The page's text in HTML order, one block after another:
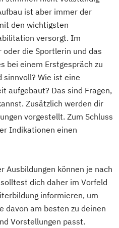
ist aber immer der
den wichtigsten
versorgt. Im
die Sportlerin und das
bei einem Erstgespräch zu
sinnvoll? Wie ist eine
aufgebaut? Das sind Fragen,
Zusätzlich werden dir
vorgestellt. Zum Schluss
Indikationen einen
Ausbildungen können je nach
dich daher im Vorfeld
informieren, um
davon am besten zu deinen
Vorstellungen passt.